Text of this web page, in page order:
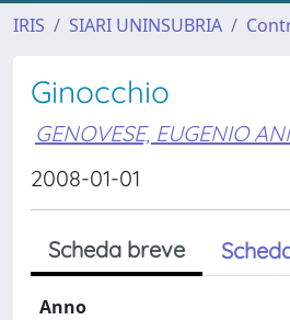
IRIS SIARI UNINSUBRIA
Ginocchio
GENOVESE, EUGENIO
2008-01-01
Scheda breve
Anno